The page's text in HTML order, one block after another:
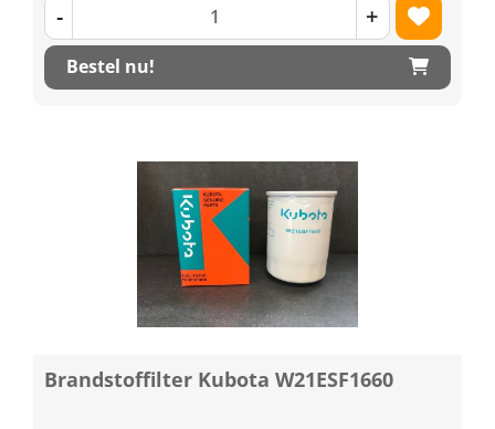
- +
Bestel nu!
Brandstoffilter Kubota W21ESF1660